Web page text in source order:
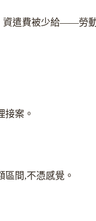
遣費被少給——勞
接案。
區間,不憑感覺。